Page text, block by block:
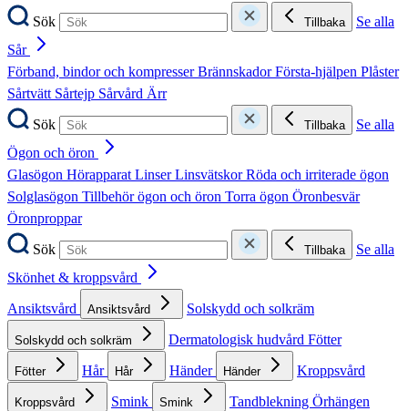
Sök
Tillbaka
Se alla
Sår
Förband, bindor och kompresserBrännskadorFörsta-hjälpen Plåster
Sårtvätt Sårtejp Sårvård Ärr
Sök
Tillbaka
Se alla
Ögon och öron
Glasögon HörapparatLinserLinsvätskorRöda och irriterade ögon
Solglasögon Tillbehör ögon och öron Torra ögon Öronbesvär
Öronproppar
Sök
Tillbaka
Se alla
Skönhet & kroppsvård
Ansiktsvård
Ansiktsvård Solskydd och solkräm
Solskydd och solkräm Dermatologisk hudvård Fötter
Fötter Hår Hår Händer Händer Kroppsvård
Kroppsvård Smink Smink Tandblekning Örhängen